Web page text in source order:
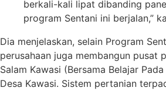
berkali-kali lipat dibanding
program Sentani ini berjalan,”
Dia menjelaskan, selain Program
perusahaan juga membangun pusat
Salam Kawasi (Bersama Belajar
Desa Kawasi. Sistem pertanian